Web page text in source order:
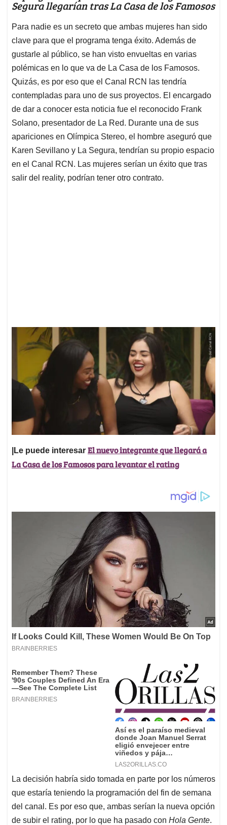
Segura llegarían tras La Casa de los Famosos
Para nadie es un secreto que ambas mujeres han sido
clave para que el programa tenga éxito. Además de
gustarle al público, se han visto envueltas en varias
polémicas en lo que va de La Casa de los Famosos.
Quizás, es por eso que el Canal RCN las tendría
contempladas para uno de sus proyectos. El encargado
de dar a conocer esta noticia fue el reconocido Frank
Solano, presentador de La Red. Durante una de sus
apariciones en Olímpica Stereo, el hombre aseguró que
Karen Sevillano y La Segura, tendrían su propio espacio
en el Canal RCN. Las mujeres serían un éxito que tras
salir del reality, podrían tener otro contrato.
|Le puede interesar El nuevo integrante que llegará a
La Casa de los Famosos para levantar el rating
La decisión habría sido tomada en parte por los números
que estaría teniendo la programación del fin de semana
del canal. Es por eso que, ambas serían la nueva opción
de subir el rating, por lo que ha pasado con Hola Gente.